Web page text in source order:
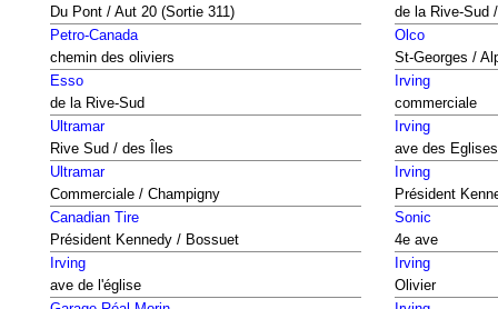
Du Pont / Aut 20 (Sortie 311)
de la Rive-Sud
Petro-Canada
chemin des oliviers
Olco
St-Georges /
Esso
de la Rive-Sud
Irving
commerciale
Ultramar
Rive Sud / des Îles
Irving
ave des Eglises
Ultramar
Commerciale / Champigny
Irving
Président
Canadian Tire
Président Kennedy / Bossuet
Sonic
4e ave
Irving
ave de l'église
Irving
Olivier